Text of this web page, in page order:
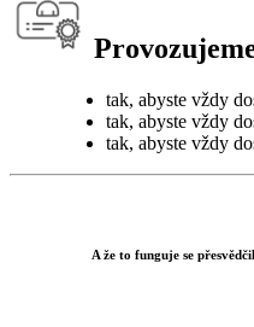
tak, abyste vždy
tak, abyste vždy
tak, abyste vždy
A že to funguje se